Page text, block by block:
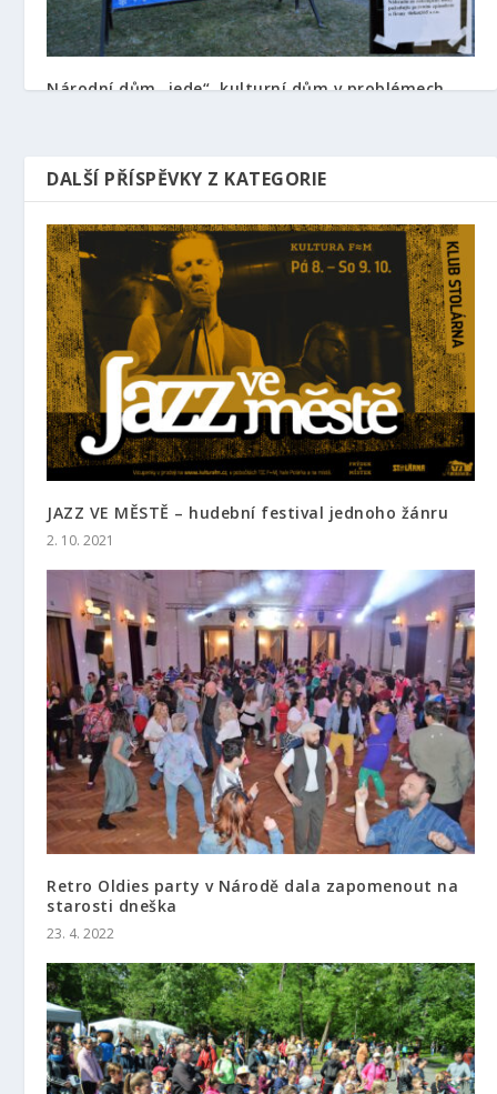
Národní dům „jede“, kulturní dům v problémech
DALŠÍ PŘÍSPĚVKY Z KATEGORIE
JAZZ VE MĚSTĚ – hudební festival jednoho žánru
2. 10. 2021
Retro Oldies party v Národě dala zapomenout na
starosti dneška
23. 4. 2022